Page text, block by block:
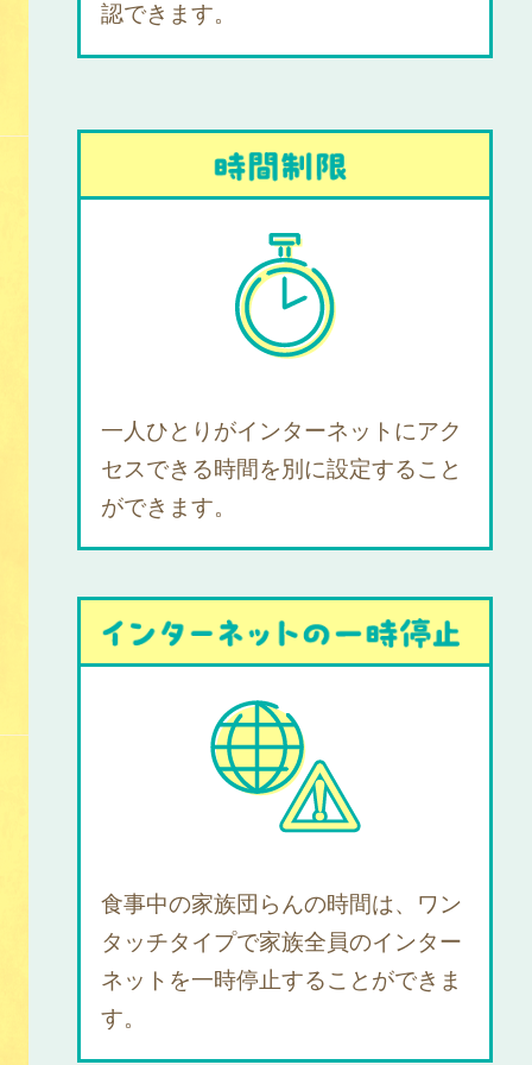
認できます。
一人ひとりがインターネットにアク
セスできる時間を別に設定すること
ができます。
食事中の家族団らんの時間は、ワン
タッチタイプで家族全員のインター
ネットを一時停止することができま
す。